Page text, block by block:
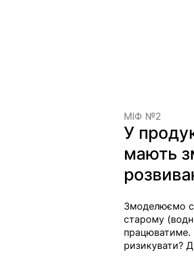
МІФ №2
У
мають
Змоделюємо
старому
ризикувати?